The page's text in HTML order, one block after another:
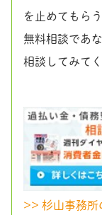
を止めてもら
無料相談であ
相談してみてく
>> 杉山事務所